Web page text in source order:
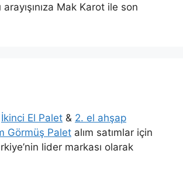
Mak Karot ile son
İkinci El Palet & 2. el ahşap
Görmüş Palet alım satımlar için
lider markası olarak